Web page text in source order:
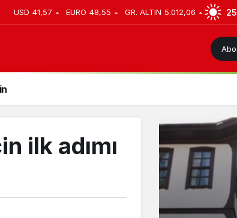
USD 41,57 EURO 48,55 GR. ALTIN 5.012,06
ilk adımı